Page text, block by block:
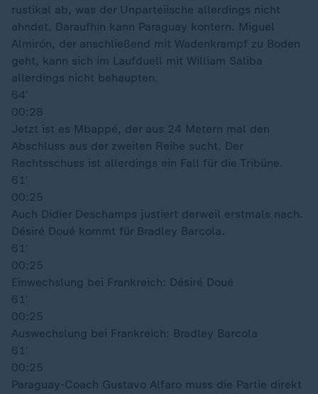
rustikal ab, was der Unparteiische allerdings nicht
ahndet. Daraufhin kann Paraguay kontern. Miguel
Almirón, der anschließend mit Wadenkrampf zu Boden
geht, kann sich im Laufduell mit William Saliba
allerdings nicht behaupten.
64′
00:28
Jetzt ist es Mbappé, der aus 24 Metern mal den
Abschluss aus der zweiten Reihe sucht. Der
Rechtsschuss ist allerdings ein Fall für die Tribüne.
61′
00:25
Auch Didier Deschamps justiert derweil erstmals nach.
Désiré Doué kommt für Bradley Barcola.
61′
00:25
Einwechslung bei Frankreich: Désiré Doué
61′
00:25
Auswechslung bei Frankreich: Bradley Barcola
61′
00:25
Paraguay-Coach Gustavo Alfaro muss die Partie direkt